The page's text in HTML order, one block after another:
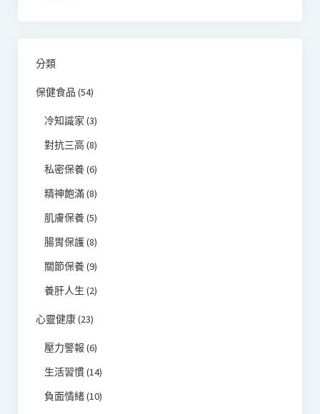
分類
保健食品 (54)
冷知識家 (3)
對抗三高(8)
私密保養(6)
精神飽滿(8)
肌膚保養(5)
腸胃保護(8)
關節保養(9)
養肝人生 (2)
心靈健康(23)
壓力警報 (6)
生活習慣(14)
負面情緒(10)